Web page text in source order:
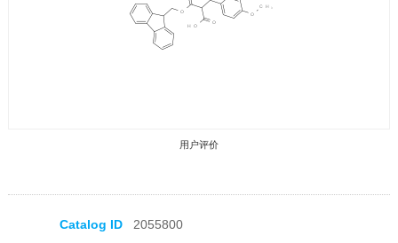
用户评价
Catalog ID
2055800